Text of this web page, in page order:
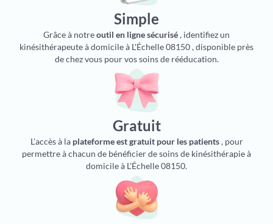
Simple
Grâce à notreoutil en ligne sécurisé, identifiez un
kinésithérapeute à domicile à L'Échelle 08150 , disponible près
de chez vous pour vos soins de rééducation.
Gratuit
L’accès à la plateforme est gratuit pour les patients, pour
permettre à chacun de bénéficier de soins de kinésithérapie à
domicile à L'Échelle 08150.